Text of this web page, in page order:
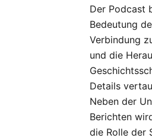
Der Podcast
Bedeutung
Verbindung
und die
Details
Neben der
Berichten
die Rolle der